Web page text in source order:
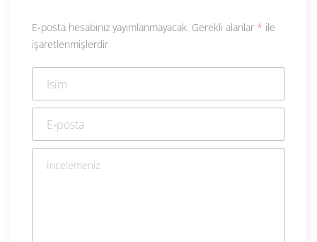
E-posta hesabınız yayımlanmayacak. Gerekli alanlar * ile
işaretlenmişlerdir